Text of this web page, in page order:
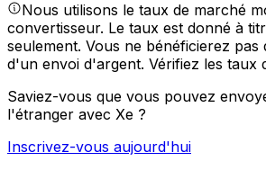
Nous utilisons le taux de marché
convertisseur. Le taux est donné à
seulement. Vous ne bénéficierez pas
d'un envoi d'argent. Vérifiez les taux
Saviez-vous que vous pouvez
l'étranger avec Xe ?
Inscrivez-vous aujourd'hui